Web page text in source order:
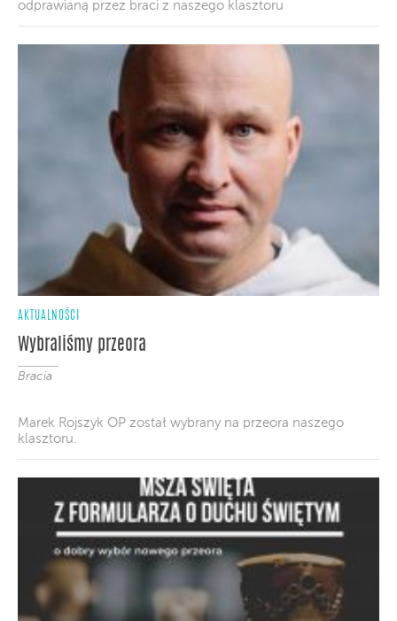
odprawianą przez braci z naszego klasztoru
AKTUALNOŚCI
Wybraliśmy przeora
Bracia
Marek Rojszyk OP został wybrany na przeora naszego
klasztoru.